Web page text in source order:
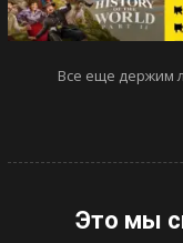
Все еще держим
Это мы